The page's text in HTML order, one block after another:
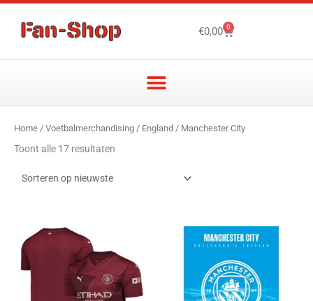
Ga
€0,00 0
Winkelwagen
Home / Voetbalmerchandising / England / Manchester City
Toont alle 17 resultaten
Gesorteerd
op
heeft
meerdere
variaties.